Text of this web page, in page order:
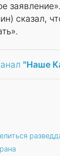
сказал,
"Наше